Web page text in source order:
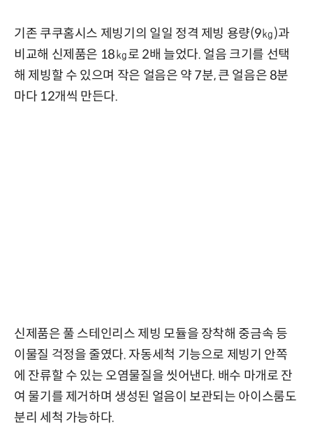
기존 쿠쿠홈시스 제빙기의 일일 정격 제빙 용량(9㎏)과
비교해 신제품은 18㎏로 2배 늘었다. 얼음 크기를 선택
해 제빙할 수 있으며 작은 얼음은 약 7분, 큰 얼음은 8분
마다 12개씩 만든다.
신제품은 풀 스테인리스 제빙 모듈을 장착해 중금속 등
이물질 걱정을 줄였다. 자동세척 기능으로 제빙기 안쪽
에 잔류할 수 있는 오염물질을 씻어낸다. 배수 마개로 잔
여 물기를 제거하며 생성된 얼음이 보관되는 아이스룸도
분리 세척 가능하다.